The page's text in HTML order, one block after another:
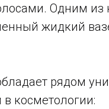
Одним
жидкий
рядом
косметологии: